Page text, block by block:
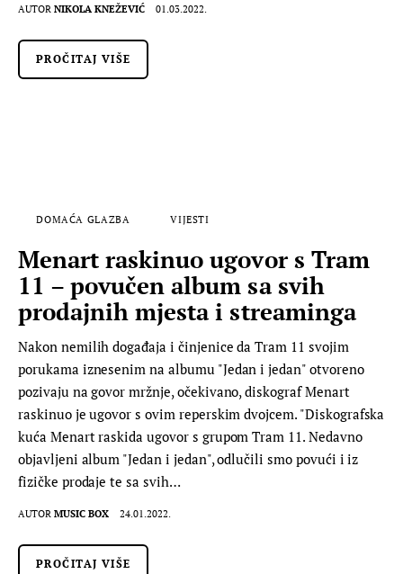
AUTOR NIKOLA KNEŽEVIĆ 01.03.2022.
PROČITAJ VIŠE
DOMAĆA GLAZBA VIJESTI
Menart raskinuo ugovor s Tram
11 – povučen album sa svih
prodajnih mjesta i streaminga
Nakon nemilih događaja i činjenice da Tram 11 svojim
porukama iznesenim na albumu "Jedan i jedan" otvoreno
pozivaju na govor mržnje, očekivano, diskograf Menart
raskinuo je ugovor s ovim reperskim dvojcem. "Diskografska
kuća Menart raskida ugovor s grupom Tram 11. Nedavno
objavljeni album "Jedan i jedan", odlučili smo povući i iz
fizičke prodaje te sa svih…
AUTOR MUSIC BOX 24.01.2022.
PROČITAJ VIŠE